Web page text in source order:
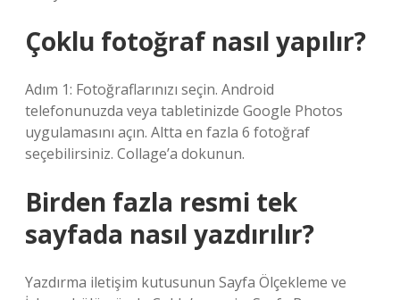
Çoklu fotoğraf nasıl yapılır?
Adım 1: Fotoğraflarınızı seçin. Android
telefonunuzda veya tabletinizde Google Photos
uygulamasını açın. Altta en fazla 6 fotoğraf
seçebilirsiniz. Collage’a dokunun.
Birden fazla resmi tek
sayfada nasıl yazdırılır?
Yazdırma iletişim kutusunun Sayfa Ölçekleme ve